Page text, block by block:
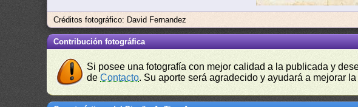
Créditos fotográfico: David Fernandez
Contribución fotográfica
Si posee una fotografía con mejor calidad a la publicada y
deContacto. Su aporte será agradecido y ayudará a mejorar